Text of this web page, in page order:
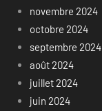
novembre 2024
octobre 2024
septembre 2024
août 2024
juillet 2024
juin 2024